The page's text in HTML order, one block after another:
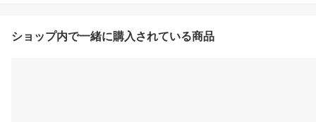
ショップ内で一緒に購入されている商品